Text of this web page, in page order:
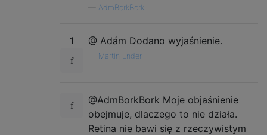
AdmBorkBork
1 @ Adám Dodano wyjaśnienie.
Martin Ender,
@AdmBorkBork Moje objaśnienie
obejmuje, dlaczego to nie działa.
Retina nie bawi się z rzeczywistym